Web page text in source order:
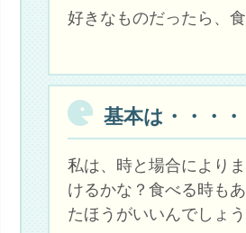
好きなものだったら、食
基本は・・・・
私は、時と場合により
けるかな？食べる時も
たほうがいいんでしょう